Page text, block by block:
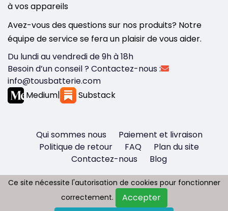
à vos appareils
Avez-vous des questions sur nos produits? Notre
équipe de service se fera un plaisir de vous aider.
Du lundi au vendredi de 9h à 18h
Besoin d’un conseil ? Contactez-nous :
info@tousbatterie.com
Medium| Substack
Qui sommes nous
Paiement et livraison
Politique de retour
FAQ
Plan du site
Contactez-nous
Blog
Copyright © 2026 - Tous droit réservés
Ce site nécessite l'autorisation de cookies pour fonctionner
correctement.
Accepter
Ce site nécessite l'autorisation de cookies pour fonctionner
correctement.
Accepter